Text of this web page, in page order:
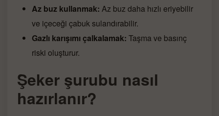
Az buz kullanmak: Az buz daha hızlı eriyebilir
ve içeceği çabuk sulandırabilir.
Gazlı karışımı çalkalamak: Taşma ve basınç
riski oluşturur.
Şeker şurubu nasıl
hazırlanır?